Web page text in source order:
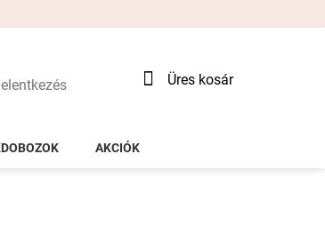
Kosár
Üres kosár
AKCIÓK